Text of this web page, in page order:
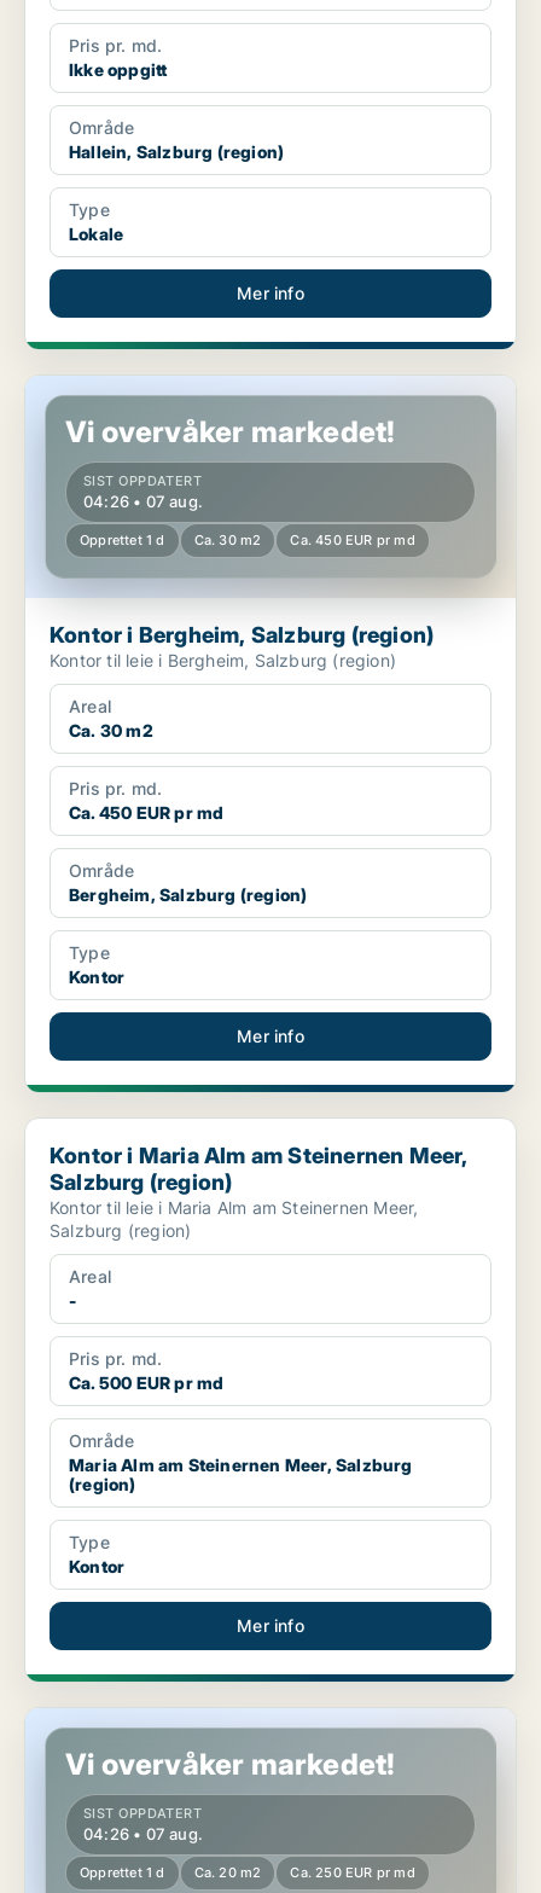
Pris pr. md.
Ikke oppgitt
Område
Hallein, Salzburg (region)
Type
Lokale
Mer info
Kontor i Bergheim, Salzburg (region)
Vi overvåker markedet!
SIST OPPDATERT
04:26 • 07 aug.
Opprettet 1 d Ca. 30 m2 Ca. 450 EUR pr md
Kontor i Bergheim, Salzburg (region)
Kontor til leie i Bergheim, Salzburg (region)
Areal
Ca. 30 m2
Pris pr. md.
Ca. 450 EUR pr md
Område
Bergheim, Salzburg (region)
Type
Kontor
Mer info
Kontor i Maria Alm am Steinernen Meer, Salzburg (region)
Kontor i Maria Alm am Steinernen Meer,
Salzburg (region)
Kontor til leie i Maria Alm am Steinernen Meer,
Salzburg (region)
Areal
-
Pris pr. md.
Ca. 500 EUR pr md
Område
Maria Alm am Steinernen Meer, Salzburg
(region)
Type
Kontor
Mer info
Kontor i Bergheim, Salzburg (region)
Vi overvåker markedet!
SIST OPPDATERT
04:26 • 07 aug.
Opprettet 1 d Ca. 20 m2 Ca. 250 EUR pr md